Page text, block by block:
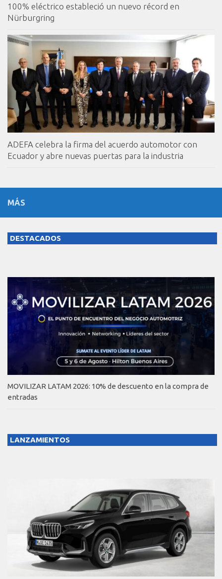
100% eléctrico estableció un nuevo récord en
Nürburgring
ADEFA celebra la firma del acuerdo automotor con
Ecuador y abre nuevas puertas para la industria
MÁS
DESTACADOS
MOVILIZAR LATAM 2026: 10% de descuento en la compra de
entradas
LANZAMIENTOS